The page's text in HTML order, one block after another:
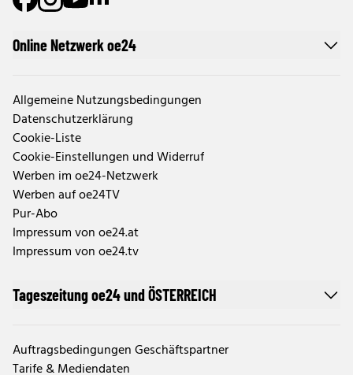
Online Netzwerk oe24
Allgemeine Nutzungsbedingungen
Datenschutzerklärung
Cookie-Liste
Cookie-Einstellungen und Widerruf
Werben im oe24-Netzwerk
Werben auf oe24TV
Pur-Abo
Impressum von oe24.at
Impressum von oe24.tv
Tageszeitung oe24 und ÖSTERREICH
Auftragsbedingungen Geschäftspartner
Tarife & Mediendaten